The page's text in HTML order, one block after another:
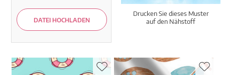
DATEI HOCHLADEN
Drucken Sie dieses Muster
auf den Nähstoff